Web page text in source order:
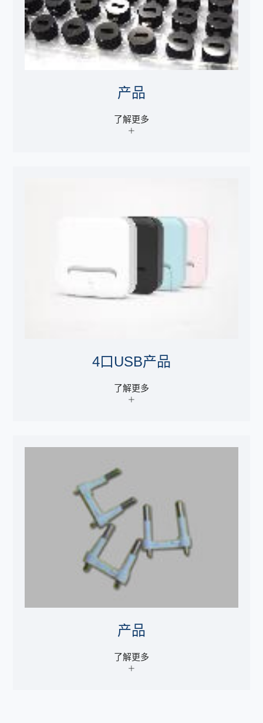
产品
了解更多
4口USB产品
了解更多
产品
了解更多